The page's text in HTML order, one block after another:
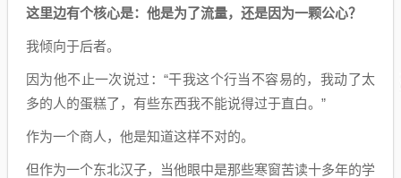
这里边有个核心是：他是为了流量，还是因为一颗公心？
我倾向于后者。
因为他不止一次说过：“干我这个行当不容易的，我动了太
多的人的蛋糕了，有些东西我不能说得过于直白。”
作为一个商人，他是知道这样不对的。
但作为一个东北汉子，当他眼中是那些寒窗苦读十多年的学